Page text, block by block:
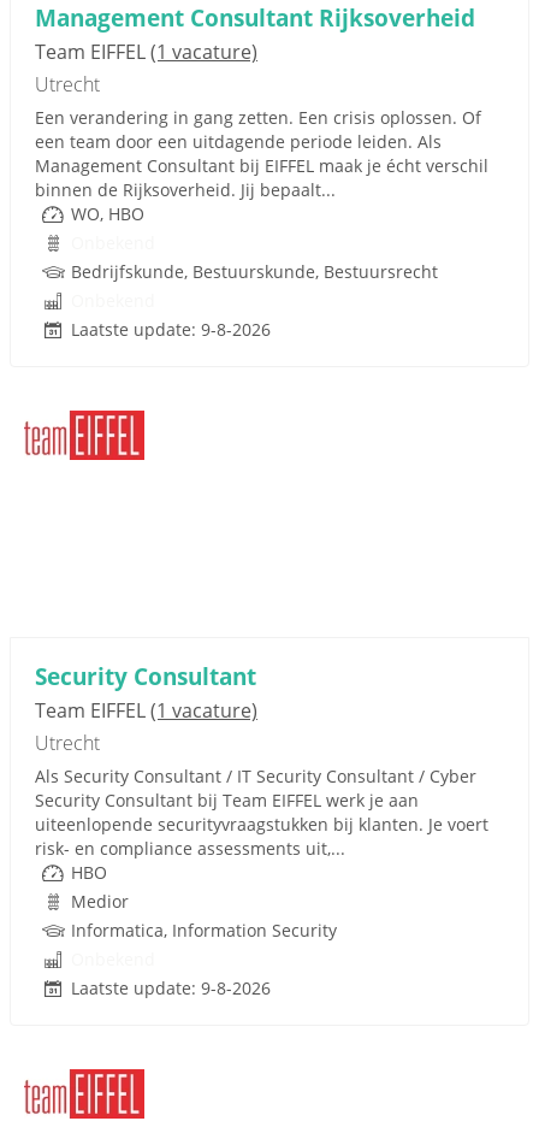
Management Consultant Rijksoverheid
Team EIFFEL(1 vacature)
Utrecht
Een verandering in gang zetten. Een crisis oplossen. Of
een team door een uitdagende periode leiden. Als
Management Consultant bij EIFFEL maak je écht verschil
binnen de Rijksoverheid. Jij bepaalt...
WO, HBO
Bedrijfskunde, Bestuurskunde, Bestuursrecht
Laatste update: 9-8-2026
Security Consultant
Team EIFFEL(1 vacature)
Utrecht
Als Security Consultant / IT Security Consultant / Cyber
Security Consultant bij Team EIFFEL werk je aan
uiteenlopende securityvraagstukken bij klanten. Je voert
risk- en compliance assessments uit,...
HBO
Medior
Informatica, Information Security
Laatste update: 9-8-2026